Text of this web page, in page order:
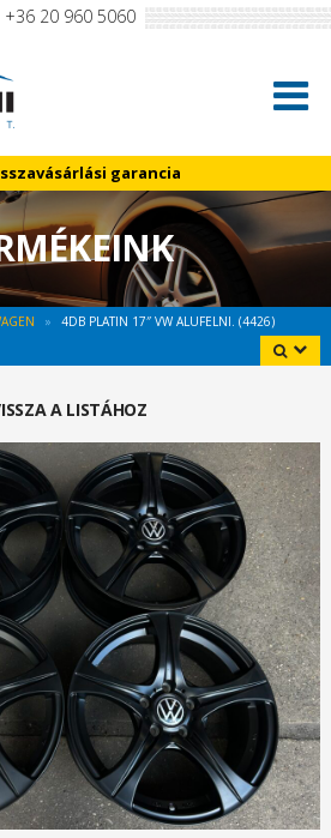
+36 20 960 5060
garancia
4DB PLATIN 17″ VW ALUFELNI. (4426)
A LISTÁHOZ